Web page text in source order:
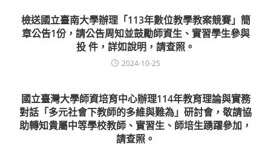
檢送國立臺南大學辦理「113年數位教學教案競賽」簡
章公告1份，請公告周知並鼓勵師資生、實習學生參與
投 件，詳如說明，請查照。
2024-10-25
國立臺灣大學師資培育中心辦理114年教育理論與實務
對話「多元社會下教師的多維與難為」研討會，敬請協
助轉知貴屬中等學校教師、實習生、師培生踴躍參加，
請查照。